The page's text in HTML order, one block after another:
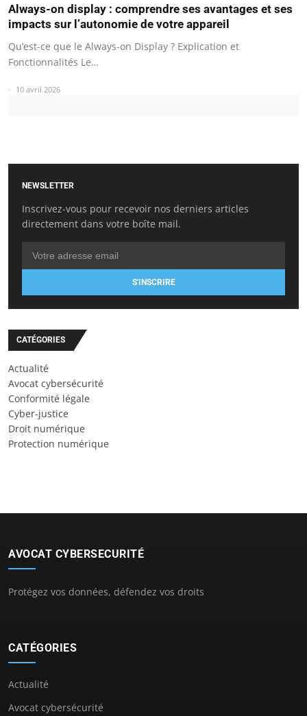
Always-on display : comprendre ses avantages et ses
impacts sur l’autonomie de votre appareil
Qu’est-ce que le Always-on Display ? Explication et
Fonctionnalités Le…
10 avril 2026
NEWSLETTER
Inscrivez-vous pour recevoir nos derniers articles
directement dans votre boîte mail.
S'INSCRIRE
CATÉGORIES
Actualité
Avocat cybersécurité
Conformité légale
Cyber-justice
Droit numérique
Protection numérique
AVOCAT CYBERSECURITÉ
Protégez vos données, défendez vos droits
CATÉGORIES
Actualité
Avocat cybersécurité